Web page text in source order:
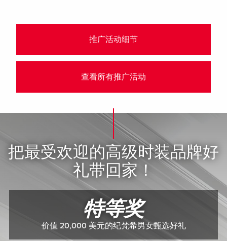
推广活动细节
查看所有推广活动
把最受欢迎的高级时装品牌好
礼带回家！
特等奖
价值 20,000 美元的纪梵希男女甄选好礼